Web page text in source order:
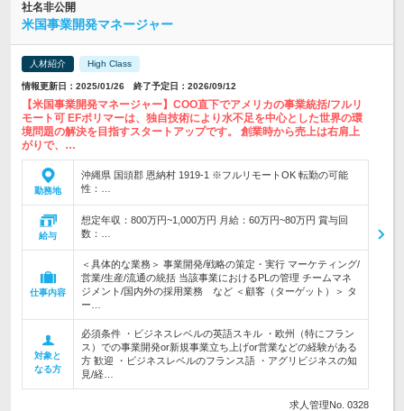
社名非公開
米国事業開発マネージャー
人材紹介 High Class
情報更新日：2025/01/26 終了予定日：2026/09/12
【米国事業開発マネージャー】COO直下でアメリカの事業統括/フルリ
モート可 EFポリマーは、独自技術により水不足を中心とした世界の環
境問題の解決を目指すスタートアップです。 創業時から売上は右肩上
がりで、…
勤務地
沖縄県 国頭郡 恩納村 1919-1 ※フルリモートOK 転勤の可能
性：…
給与
想定年収：800万円~1,000万円 月給：60万円~80万円 賞与回
数：…
仕事内容
＜具体的な業務＞ 事業開発/戦略の策定・実行 マーケティング/
営業/生産/流通の統括 当該事業におけるPLの管理 チームマネ
ジメント/国内外の採用業務 など ＜顧客（ターゲット）＞ タ
ー…
対象と
なる方
必須条件 ・ビジネスレベルの英語スキル ・欧州（特にフラン
ス）での事業開発or新規事業立ち上げor営業などの経験がある
方 歓迎 ・ビジネスレベルのフランス語 ・アグリビジネスの知
見/経…
求人管理No. 0328